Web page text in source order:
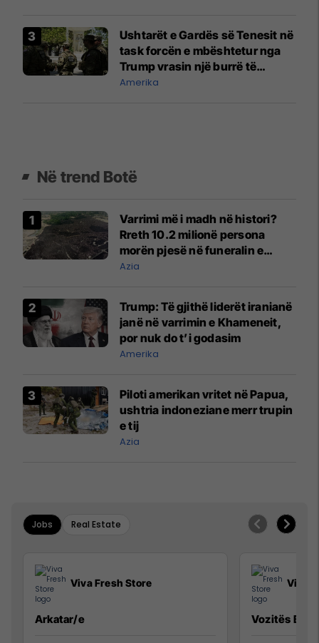
Ushtarët e Gardës së Tenesit në
task forcën e mbështetur nga
Trump vrasin një burrë të
armatosur
Amerika
Në trend Botë
Varrimi më i madh në histori?
Rreth 10.2 milionë persona
morën pjesë në funeralin e
liderit të Iranit në 1989
Azia
Trump: Të gjithë liderët iranianë
janë në varrimin e Khameneit,
por nuk do t’i godasim
Amerika
Piloti amerikan vritet në Papua,
ushtria indoneziane merr trupin
e tij
Azia
Jobs Real Estate
Viva Fresh Store
Arkatar/e
Viva
Vozitës B